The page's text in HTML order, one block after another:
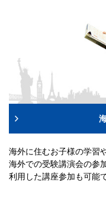
海外に住むお子様の学習
海外での受験講演会の参
利用した講座参加も可能